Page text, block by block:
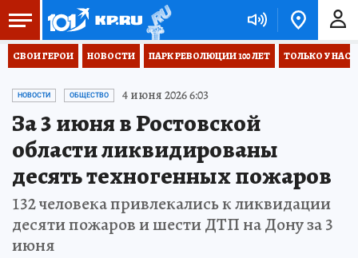
СВОИ ГЕРОИ НОВОСТИ ПАРК РЕВОЛЮЦИИ 100 ЛЕТ ТОЛЬКО У НАС
НОВОСТИ ОБЩЕСТВО 4 июня 2026 6:03
За 3 июня в Ростовской
области ликвидированы
десять техногенных пожаров
132 человека привлекались к ликвидации
десяти пожаров и шести ДТП на Дону за 3
июня